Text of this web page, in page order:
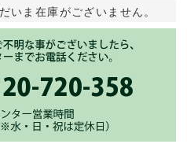
いま在庫がございません。